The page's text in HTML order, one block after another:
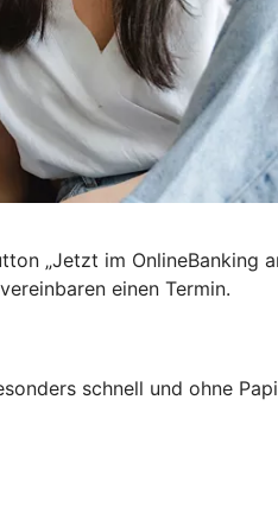
„Jetzt im OnlineBanking
einen Termin.
schnell und ohne